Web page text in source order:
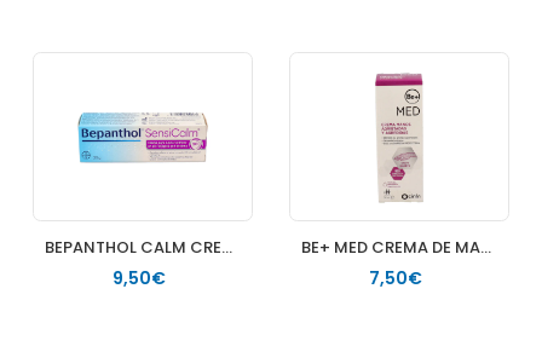
BEPANTHOL CALM CREMA 20 G
9,50€
BE+ MED CREMA DE MANOS AGRIETADAS Y AGREDIDAS 1 TUBO 50 ML
7,50€